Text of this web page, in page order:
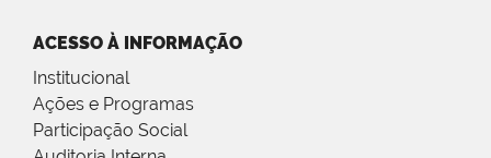
ACESSO À INFORMAÇÃO
Institucional
Ações e Programas
Participação Social